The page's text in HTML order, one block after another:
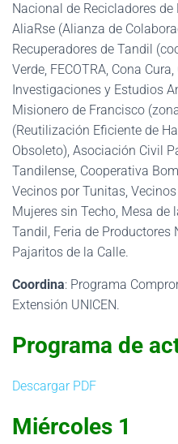
Nacional de Recicladores de
AliaRse (Alianza de
Recuperadores de Tandil
Verde, FECOTRA, Cona
Investigaciones y Estudios
Misionero de Francisco
(Reutilización Eficiente de
Obsoleto), Asociación Civil
Tandilense, Cooperativa
Vecinos por Tunitas,
Mujeres sin Techo, Mesa
Tandil, Feria de Productores
Pajaritos de la Calle.
Coordina: Programa
Extensión UNICEN.
Programa de
Descargar PDF
Miércoles 1